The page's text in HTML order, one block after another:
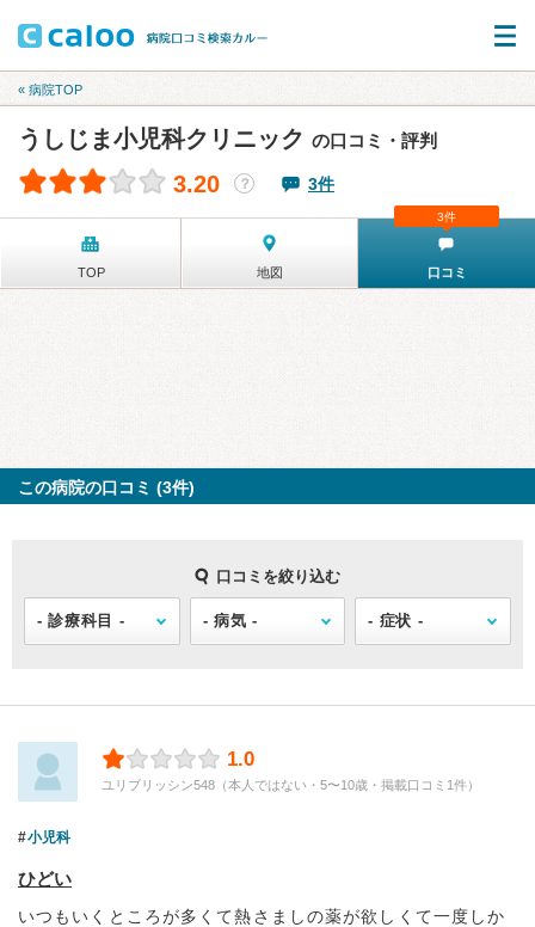
« 病院TOP
うしじま小児科クリニック の口コミ・評判
3.20 ？ 3件
TOP 地図 口コミ
3件
この病院の口コミ (3件)
口コミを絞り込む
1.0
ユリブリッシン548（本人ではない・5〜10歳・掲載口コミ1件）
小児科
ひどい
いつもいくところが多くて熱さましの薬が欲しくて一度しか